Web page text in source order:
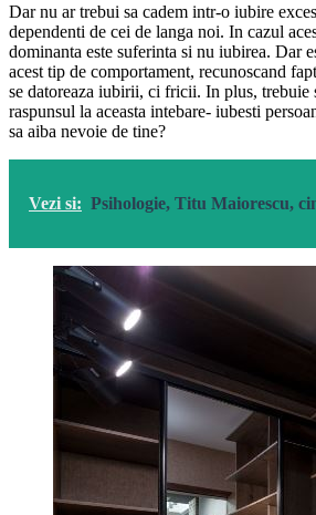
Dar nu ar trebui sa cadem intr-o iubire
dependenti de cei de langa noi. In cazul
dominanta este suferinta si nu iubirea. Dar
acest tip de comportament, recunoscand
se datoreaza iubirii, ci fricii. In plus, trebuie
raspunsul la aceasta intebare- iubesti
sa aiba nevoie de tine?
Vezi si: Psihologie, Titu Maiorescu,